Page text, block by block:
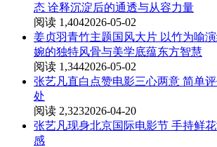
态 诠释沉淀后的通透与从容力量
阅读 1,4042026-05-02
姜贞羽青竹主题国风大片 以竹为喻
婉的独特风骨与美学底蕴东方智慧
阅读 1,3442026-05-02
张艺凡直白点赞电影三心两意 简单
处
阅读 2,3232026-04-20
张艺凡现身北京国际电影节 手持鲜
感